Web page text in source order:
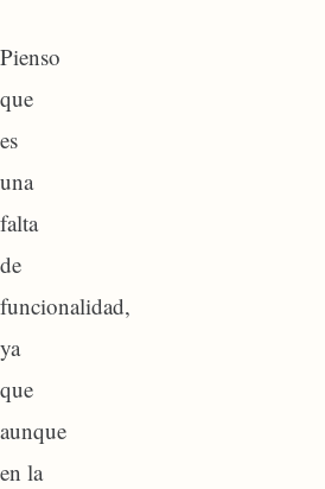
Pienso
que
es
una
falta
de
funcionalidad,
ya
que
aunque
en la